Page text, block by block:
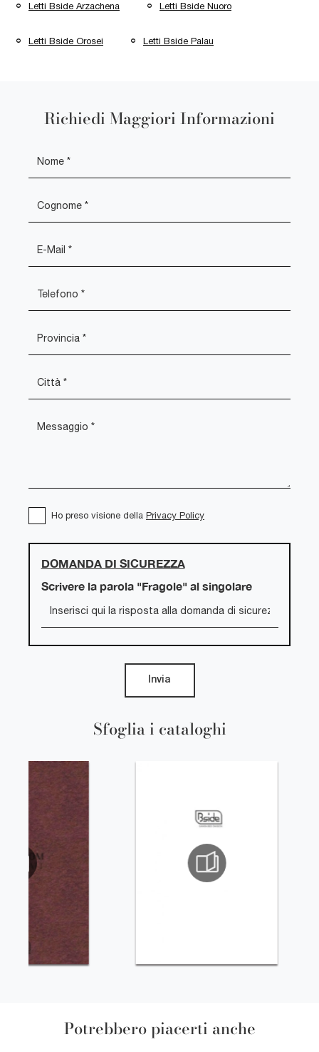
Letti Bside Arzachena Letti Bside Nuoro
Letti Bside Orosei Letti Bside Palau
Sfoglia i cataloghi
Richiedi Maggiori Informazioni
Ho preso visione della Privacy Policy
DOMANDA DI SICUREZZA
Scrivere la parola "Fragole" al singolare
Invia
Potrebbero piacerti anche